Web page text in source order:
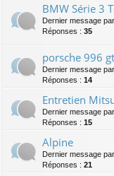
BMW Série 3
Dernier message par
Réponses : 35
porsche 996
Dernier message par
Réponses : 14
Entretien
Dernier message par
Réponses : 15
Alpine
Dernier message par
Réponses : 21